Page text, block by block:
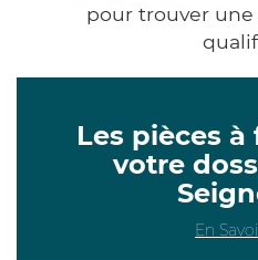
pour trouver
Les pièces
votre
En